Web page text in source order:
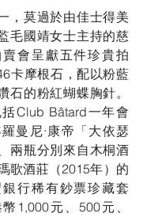
，莫過於由佳士得美
毛國靖女士主持的慈
會呈獻五件珍貴拍
卡摩根石，配以粉藍
石的粉紅蝴蝶胸針。
Club Bâtard一年會
曼尼·康帝「大依瑟
兩瓶分別來自木桐酒
歌酒莊（2015年）的
行稀有鈔票珍藏套
1,000元、500元、